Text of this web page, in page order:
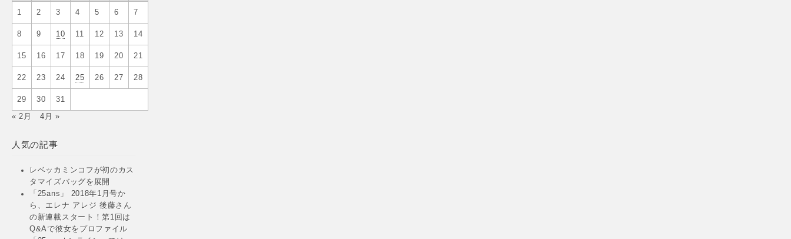
1 2 3 4 5 6 7
8 9 10 11 12 13 14
15 16 17 18 19 20 21
22 23 24 25 26 27 28
29 30 31
« 2月 4月 »
人気の記事
レベッカミンコフが初のカス
タマイズバッグを展開
「25ans」 2018年1月号か
ら、エレナ アレジ 後藤さん
の新連載スタート！第1回は
Q&Aで彼女をプロファイル